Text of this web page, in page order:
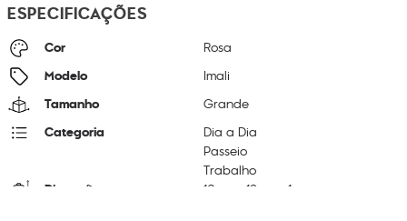
ESPECIFICAÇÕES
Cor Rosa
Modelo Imali
Tamanho Grande
Categoria
Dia a Dia
Passeio
Trabalho
Dimensões 10 19 1